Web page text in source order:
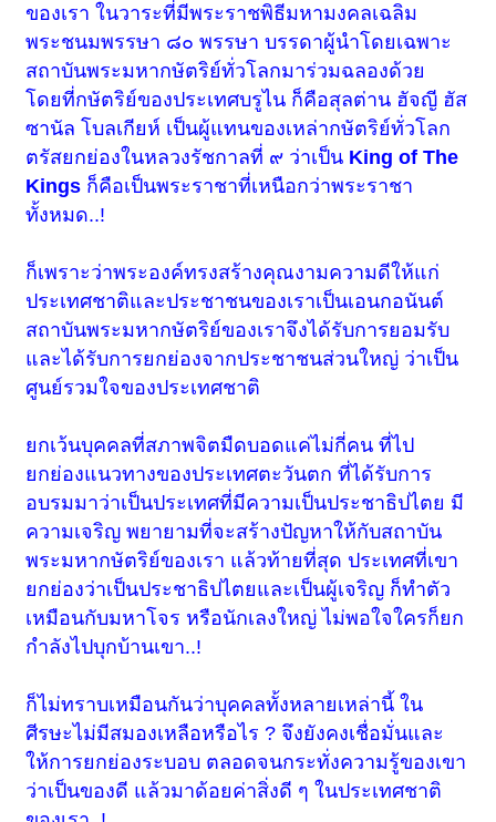
ของเรา ในวาระที่มีพระราชพิธีมหามงคลเฉลิม
พระชนมพรรษา ๘๐ พรรษา บรรดาผู้นำโดยเฉพาะ
สถาบันพระมหากษัตริย์ทั่วโลกมาร่วมฉลองด้วย
โดยที่กษัตริย์ของประเทศบรูไน ก็คือสุลต่าน ฮัจญี ฮัส
ซานัล โบลเกียห์ เป็นผู้แทนของเหล่ากษัตริย์ทั่วโลก
ตรัสยกย่องในหลวงรัชกาลที่ ๙ ว่าเป็น King of The
Kings ก็คือเป็นพระราชาที่เหนือกว่าพระราชา
ทั้งหมด..!
ก็เพราะว่าพระองค์ทรงสร้างคุณงามความดีให้แก่
ประเทศชาติและประชาชนของเราเป็นเอนกอนันต์
สถาบันพระมหากษัตริย์ของเราจึงได้รับการยอมรับ
และได้รับการยกย่องจากประชาชนส่วนใหญ่ ว่าเป็น
ศูนย์รวมใจของประเทศชาติ
ยกเว้นบุคคลที่สภาพจิตมืดบอดแค่ไม่กี่คน ที่ไป
ยกย่องแนวทางของประเทศตะวันตก ที่ได้รับการ
อบรมมาว่าเป็นประเทศที่มีความเป็นประชาธิปไตย มี
ความเจริญ พยายามที่จะสร้างปัญหาให้กับสถาบัน
พระมหากษัตริย์ของเรา แล้วท้ายที่สุด ประเทศที่เขา
ยกย่องว่าเป็นประชาธิปไตยและเป็นผู้เจริญ ก็ทำตัว
เหมือนกับมหาโจร หรือนักเลงใหญ่ ไม่พอใจใครก็ยก
กำลังไปบุกบ้านเขา..!
ก็ไม่ทราบเหมือนกันว่าบุคคลทั้งหลายเหล่านี้ ใน
ศีรษะไม่มีสมองเหลือหรือไร ? จึงยังคงเชื่อมั่นและ
ให้การยกย่องระบอบ ตลอดจนกระทั่งความรู้ของเขา
ว่าเป็นของดี แล้วมาด้อยค่าสิ่งดี ๆ ในประเทศชาติ